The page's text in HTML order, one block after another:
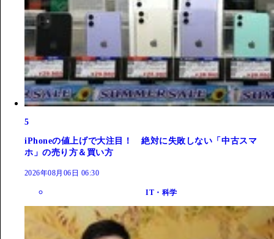
5
iPhoneの値上げで大注目！ 絶対に失敗しない「中古スマ
ホ」の売り方＆買い方
2026年08月06日 06:30
IT・科学